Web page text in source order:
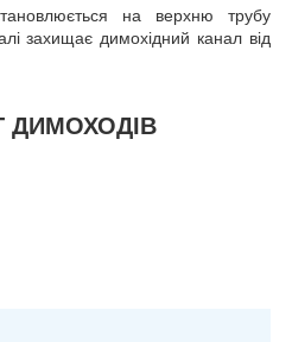
на верхню трубу
захищає димохідний канал від
ДИМОХОДІВ